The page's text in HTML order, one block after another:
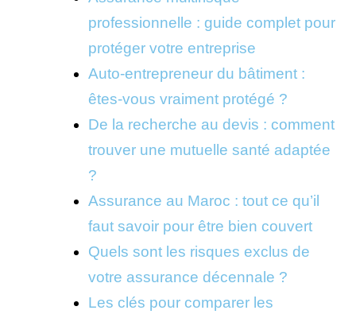
professionnelle : guide complet pour
protéger votre entreprise
Auto-entrepreneur du bâtiment :
êtes-vous vraiment protégé ?
De la recherche au devis : comment
trouver une mutuelle santé adaptée
?
Assurance au Maroc : tout ce qu’il
faut savoir pour être bien couvert
Quels sont les risques exclus de
votre assurance décennale ?
Les clés pour comparer les